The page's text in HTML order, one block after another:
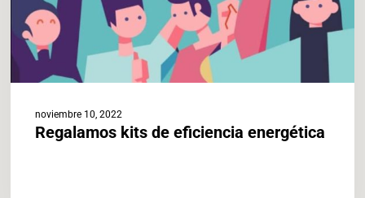
noviembre 10, 2022
Regalamos kits de eficiencia energética